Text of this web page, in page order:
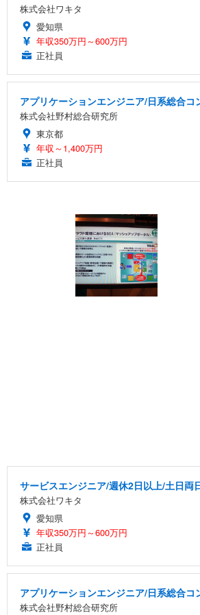
株式会社ワキタ
愛知県
年収350万円～600万円
正社員
アプリケーションエンジニア/日系総合
株式会社野村総合研究所
東京都
年収～1,400万円
正社員
サービスエンジニア/週休2日以上/土日両
株式会社ワキタ
愛知県
年収350万円～600万円
正社員
アプリケーションエンジニア/日系総合
株式会社野村総合研究所